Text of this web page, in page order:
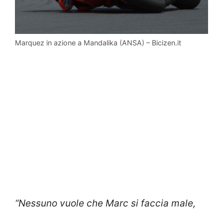
Marquez in azione a Mandalika (ANSA) – Bicizen.it
“Nessuno vuole che Marc si faccia male,